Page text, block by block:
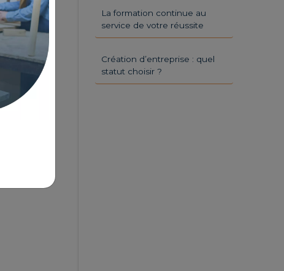
La formation continue au
service de votre réussite
Création d’entreprise : quel
statut choisir ?